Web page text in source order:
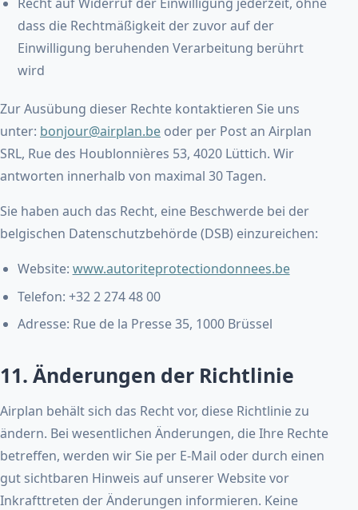
dass die Rechtmäßigkeit der zuvor auf der
Einwilligung beruhenden Verarbeitung berührt
wird
Zur Ausübung dieser Rechte kontaktieren Sie uns
unter: bonjour@airplan.be oder per Post an Airplan
SRL, Rue des Houblonnières 53, 4020 Lüttich. Wir
antworten innerhalb von maximal 30 Tagen.
Sie haben auch das Recht, eine Beschwerde bei der
belgischen Datenschutzbehörde (DSB) einzureichen:
Website: www.autoriteprotectiondonnees.be
Telefon: +32 2 274 48 00
Adresse: Rue de la Presse 35, 1000 Brüssel
11. Änderungen der Richtlinie
Airplan behält sich das Recht vor, diese Richtlinie zu
ändern. Bei wesentlichen Änderungen, die Ihre Rechte
betreffen, werden wir Sie per E-Mail oder durch einen
gut sichtbaren Hinweis auf unserer Website vor
Inkrafttreten der Änderungen informieren. Keine